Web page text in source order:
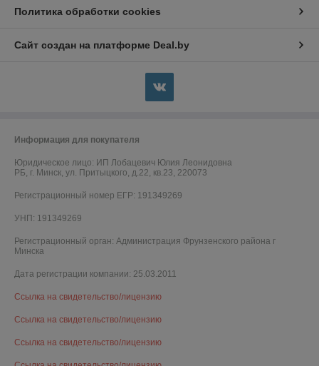
Политика обработки cookies
Сайт создан на платформе Deal.by
Информация для покупателя
Юридическое лицо: ИП Лобацевич Юлия Леонидовна
РБ, г. Минск, ул. Притыцкого, д.22, кв.23, 220073
Регистрационный номер ЕГР: 191349269
УНП: 191349269
Регистрационный орган: Администрация Фрунзенского района г
Минска
Дата регистрации компании: 25.03.2011
Ссылка на свидетельство/лицензию
Ссылка на свидетельство/лицензию
Ссылка на свидетельство/лицензию